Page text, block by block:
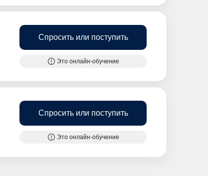
Спросить или поступить
Это онлайн-обучение
Спросить или поступить
Это онлайн-обучение